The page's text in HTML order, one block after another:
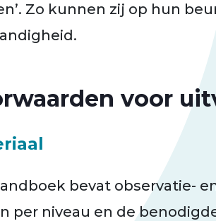
Zo kunnen zij op hun
voor
bevat observatie-
per niveau en de